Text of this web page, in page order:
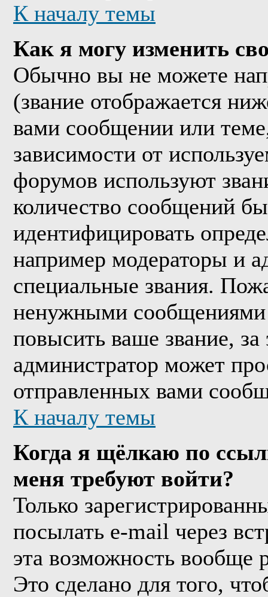
К началу темы
Как я могу изменить
Обычно вы не можете
(звание отображается
вами сообщении или
зависимости от
форумов используют
количество сообщений
идентифицировать
например модераторы и
специальные звания.
ненужными сообщениями
повысить ваше звание, за
администратор может
отправленных вами
К началу темы
Когда я щёлкаю по
меня требуют войти?
Только
посылать e-mail через
эта возможность вообще
Это сделано для того,